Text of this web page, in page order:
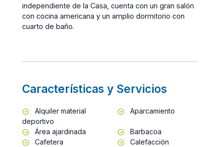
independiente de la Casa, cuenta con un gran salón
con cocina americana y un amplio dormitorio con
cuarto de baño.
Características y Servicios
Alquiler material
deportivo
Aparcamiento
Área ajardinada
Barbacoa
Cafetera
Calefacción